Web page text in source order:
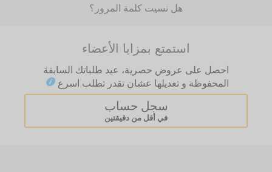
هل نسيت كلمة المرور؟
استمتع بمزايا الأعضاء
احصل على عروض حصرية، عيد طلباتك السابقة
المحفوظة و تعديلها عشان تقدر تطلب اسرع
سجل حساب
في أقل من دقيقتين